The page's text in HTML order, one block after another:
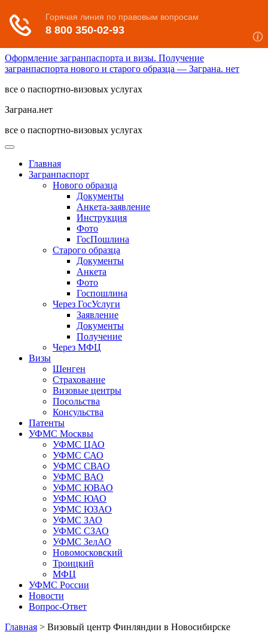
Оформление загранпаспорта и визы. Получение
загранпаспорта нового и старого образца — Заграна. нет
все о паспортно-визовых услугах
Заграна.нет
все о паспортно-визовых услугах
Главная
Загранпаспорт
Нового образца
Документы
Анкета-заявление
Инструкция
Фото
ГосПошлина
Старого образца
Документы
Анкета
Фото
Госпошлина
Через ГосУслуги
Заявление
Документы
Получение
Через МФЦ
Визы
Шенген
Страхование
Визовые центры
Посольства
Консульства
Патенты
УФМС Москвы
УФМС ЦАО
УФМС САО
УФМС СВАО
УФМС ВАО
УФМС ЮВАО
УФМС ЮАО
УФМС ЮЗАО
УФМС ЗАО
УФМС СЗАО
УФМС ЗелАО
Новомосковский
Троицкий
МФЦ
УФМС России
Новости
Вопрос-Ответ
Главная > Визовый центр Финляндии в Новосибирске